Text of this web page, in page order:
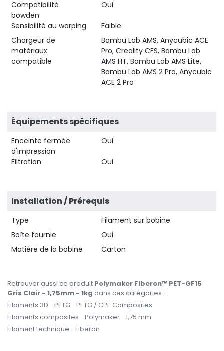
Compatibilité
bowden
Oui
Sensibilité au warping
Faible
Chargeur de
matériaux
compatible
Bambu Lab AMS, Anycubic ACE
Pro, Creality CFS, Bambu Lab
AMS HT, Bambu Lab AMS Lite,
Bambu Lab AMS 2 Pro, Anycubic
ACE 2 Pro
Équipements spécifiques
Enceinte fermée
d'impression
Oui
Filtration Oui
Installation / Prérequis
Type
Filament sur bobine
Boîte fournie
Oui
Matière de la bobine
Carton
Retrouver aussi ce produit Polymaker Fiberon™ PET-GF15
Gris Clair - 1,75mm - 1kg dans ces catégories :
Filaments 3D
PETG
PETG / CPE Composites
Filaments composites
Polymaker
1,75 mm
Filament technique
Fiberon